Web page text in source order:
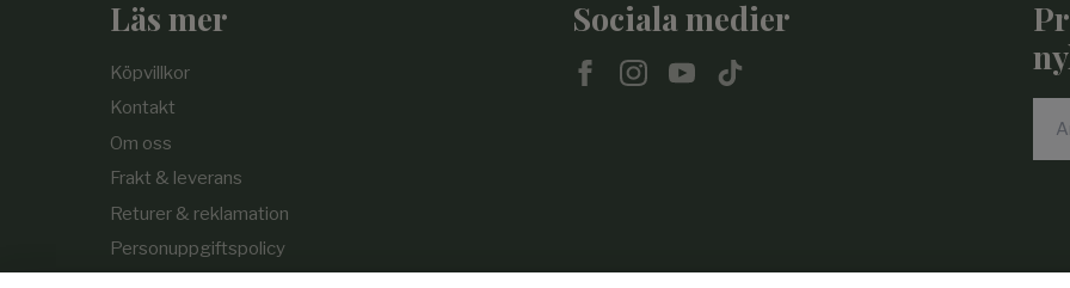
Läs mer
Köpvillkor
Kontakt
Om oss
Frakt & leverans
Returer & reklamation
Personuppgiftspolicy
Sociala medier